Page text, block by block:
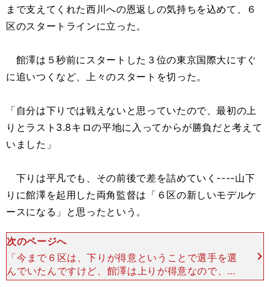
まで支えてくれた西川への恩返しの気持ちを込めて、６
区のスタートラインに立った。
館澤は５秒前にスタートした３位の東京国際大にすぐ
に追いつくなど、上々のスタートを切った。
「自分は下りでは戦えないと思っていたので、最初の上
りとラスト3.8キロの平地に入ってからが勝負だと考えて
いました」
下りは平凡でも、その前後で差を詰めていく----山下
りに館澤を起用した両角監督は「６区の新しいモデルケ
ースになる」と思ったという。
次のページへ
「今まで６区は、下りが得意ということで選手を選
んでいたんですけど、館澤は上りが得意なので、そ
こで稼いで、下りではほかの選手と変わらず、最後